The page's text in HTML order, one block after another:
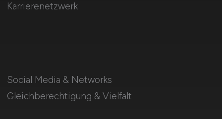
Social Media & Networks
Gleichberechtigung & Vielfalt
Karrierenetzwerk